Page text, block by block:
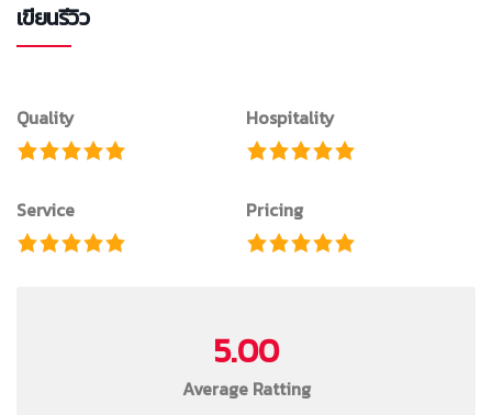
เขียนรีวิว
Quality Hospitality
Service Pricing
5.00
Average Ratting